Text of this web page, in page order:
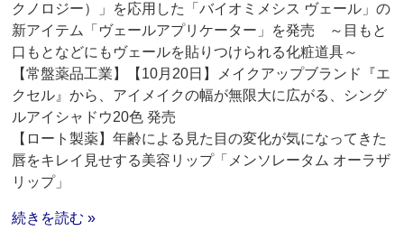
クノロジー）」を応用した「バイオミメシス ヴェール」の
新アイテム「ヴェールアプリケーター」を発売 ～目もと
口もとなどにもヴェールを貼りつけられる化粧道具～
【常盤薬品工業】【10月20日】メイクアップブランド『エ
クセル』から、アイメイクの幅が無限大に広がる、シング
ルアイシャドウ20色 発売
【ロート製薬】年齢による見た目の変化が気になってきた
唇をキレイ見せする美容リップ「メンソレータム オーラザ
リップ」
続きを読む »